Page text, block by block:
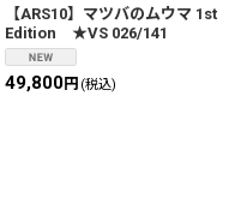
【ARS10】マツバのムウマ 1st
Edition ★VS 026/141
49,800円 (税込)